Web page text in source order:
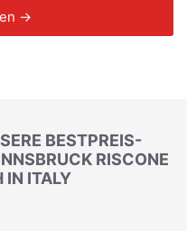
→
BESTPREIS-
RISCONE
IN ITALY